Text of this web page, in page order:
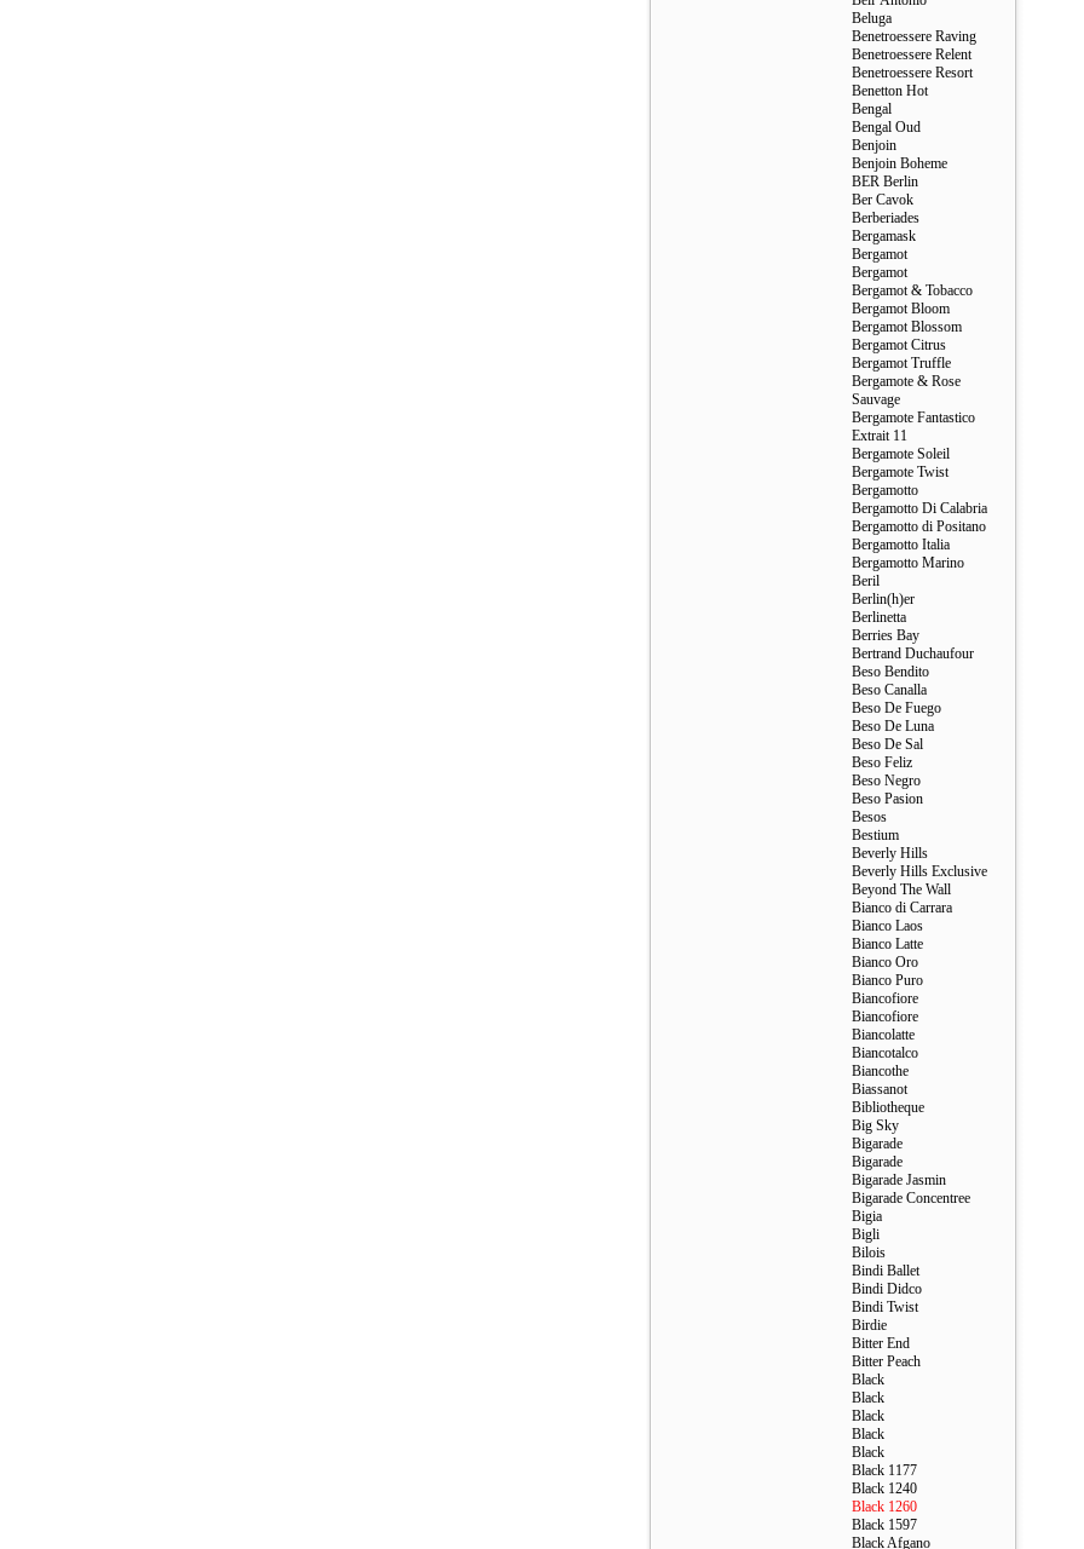
Beluga
Benetroessere Raving
Benetroessere Relent
Benetroessere Resort
Benetton Hot
Bengal
Bengal Oud
Benjoin
Benjoin Boheme
BER Berlin
Ber Cavok
Berberiades
Bergamask
Bergamot
Bergamot
Bergamot & Tobacco
Bergamot Bloom
Bergamot Blossom
Bergamot Citrus
Bergamot Truffle
Bergamote & Rose
Sauvage
Bergamote Fantastico
Extrait 11
Bergamote Soleil
Bergamote Twist
Bergamotto
Bergamotto Di Calabria
Bergamotto di Positano
Bergamotto Italia
Bergamotto Marino
Beril
Berlin(h)er
Berlinetta
Berries Bay
Bertrand Duchaufour
Beso Bendito
Beso Canalla
Beso De Fuego
Beso De Luna
Beso De Sal
Beso Feliz
Beso Negro
Beso Pasion
Besos
Bestium
Beverly Hills
Beverly Hills Exclusive
Beyond The Wall
Bianco di Carrara
Bianco Laos
Bianco Latte
Bianco Oro
Bianco Puro
Biancofiore
Biancofiore
Biancolatte
Biancotalco
Biancothe
Biassanot
Bibliotheque
Big Sky
Bigarade
Bigarade
Bigarade Jasmin
Bigarade Сoncentree
Bigia
Bigli
Bilois
Bindi Ballet
Bindi Didco
Bindi Twist
Birdie
Bitter End
Bitter Peach
Black
Black
Black
Black
Black
Black 1177
Black 1240
Black 1260
Black 1597
Black Afgano